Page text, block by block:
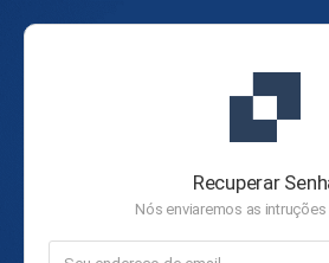
Recuperar
Nós enviaremos as intruções